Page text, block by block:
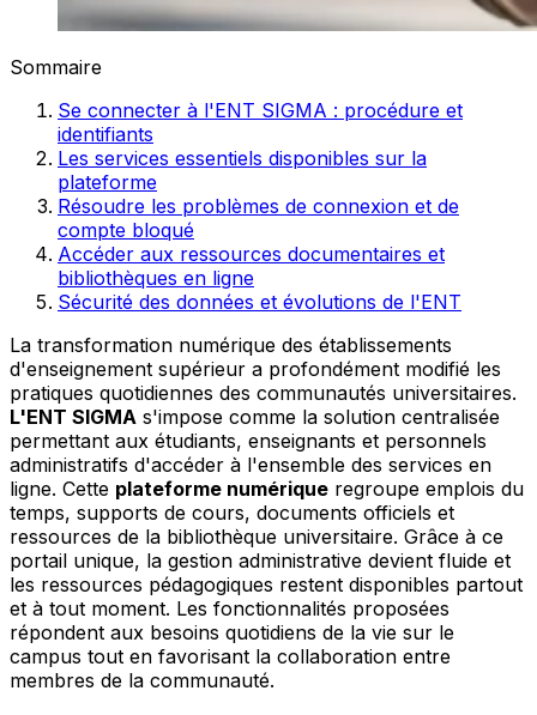
Sommaire
Se connecter à l'ENT SIGMA : procédure et
identifiants
Les services essentiels disponibles sur la
plateforme
Résoudre les problèmes de connexion et de
compte bloqué
Accéder aux ressources documentaires et
bibliothèques en ligne
Sécurité des données et évolutions de l'ENT
La transformation numérique des établissements
d'enseignement supérieur a profondément modifié les
pratiques quotidiennes des communautés universitaires.
L'ENT SIGMA s'impose comme la solution centralisée
permettant aux étudiants, enseignants et personnels
administratifs d'accéder à l'ensemble des services en
ligne. Cette plateforme numérique regroupe emplois du
temps, supports de cours, documents officiels et
ressources de la bibliothèque universitaire. Grâce à ce
portail unique, la gestion administrative devient fluide et
les ressources pédagogiques restent disponibles partout
et à tout moment. Les fonctionnalités proposées
répondent aux besoins quotidiens de la vie sur le
campus tout en favorisant la collaboration entre
membres de la communauté.